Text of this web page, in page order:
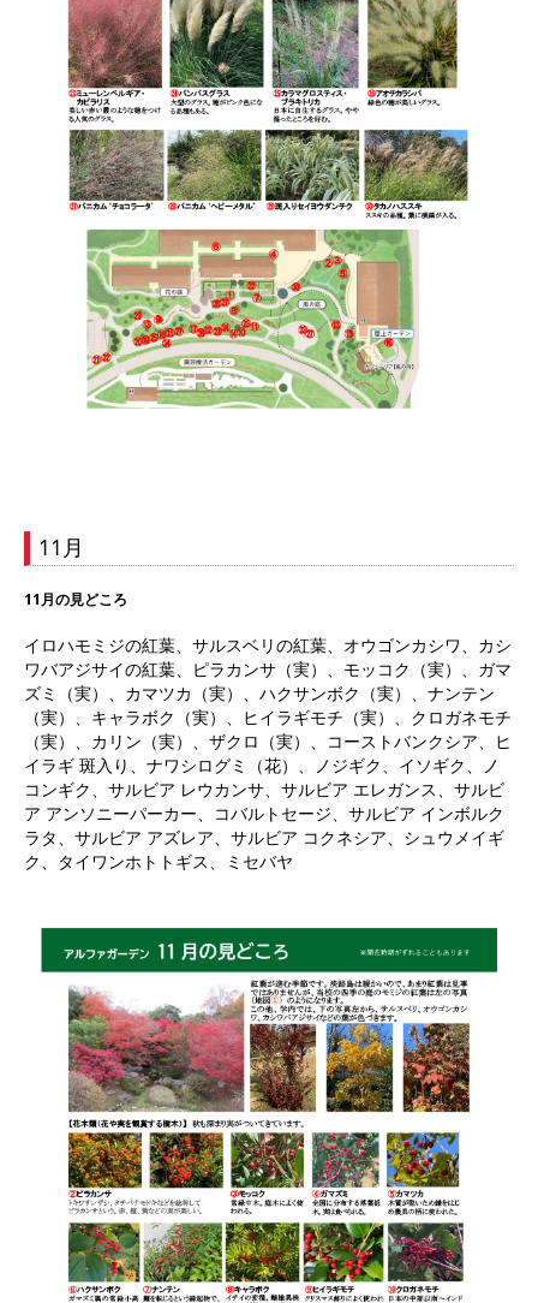
11月
11月の見どころ
イロハモミジの紅葉、サルスベリの紅葉、オウゴンカシワ、カシ
ワバアジサイの紅葉、ピラカンサ（実）、モッコク（実）、ガマ
ズミ（実）、カマツカ（実）、ハクサンボク（実）、ナンテン
（実）、キャラボク（実）、ヒイラギモチ（実）、クロガネモチ
（実）、カリン（実）、ザクロ（実）、コーストバンクシア、ヒ
イラギ 斑入り、ナワシログミ（花）、ノジギク、イソギク、ノ
コンギク、サルビア レウカンサ、サルビア エレガンス、サルビ
ア アンソニーパーカー、コバルトセージ、サルビア インボルク
ラタ、サルビア アズレア、サルビア コクネシア、シュウメイギ
ク、タイワンホトトギス、ミセバヤ